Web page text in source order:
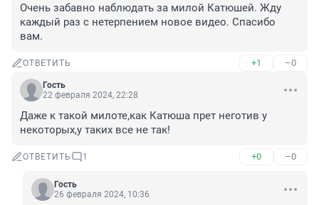
Очень забавно наблюдать за милой Катюшей. Жду
каждый раз с нетерпением новое видео. Спасибо
вам.
ОТВЕТИТЬ +1 –0
Гость
22 февраля 2024, 22:28
Даже к такой милоте,как Катюша прет неготив у
некоторых,у таких все не так!
ОТВЕТИТЬ 1 +0 –0
Гость
26 февраля 2024, 10:36